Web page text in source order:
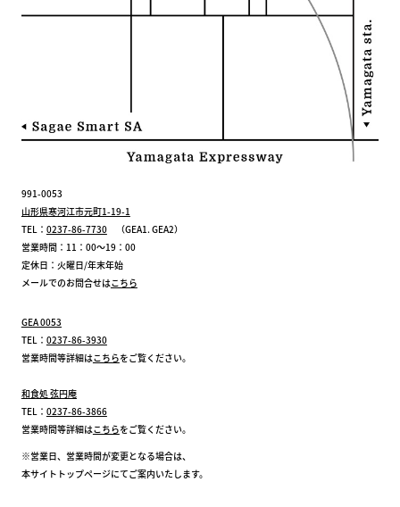
991-0053
山形県寒河江市元町1-19-1
TEL： 0237-86-7730（GEA1. GEA2）
営業時間：11：00～19：00
定休日：火曜日/年末年始
メールでのお問合せはこちら
GEA 0053
TEL： 0237-86-3930
営業時間等詳細はこちらをご覧ください。
和食処 弦円庵
TEL： 0237-86-3866
営業時間等詳細はこちらをご覧ください。
※営業日、営業時間が変更となる場合は、
本サイトトップページにてご案内いたします。